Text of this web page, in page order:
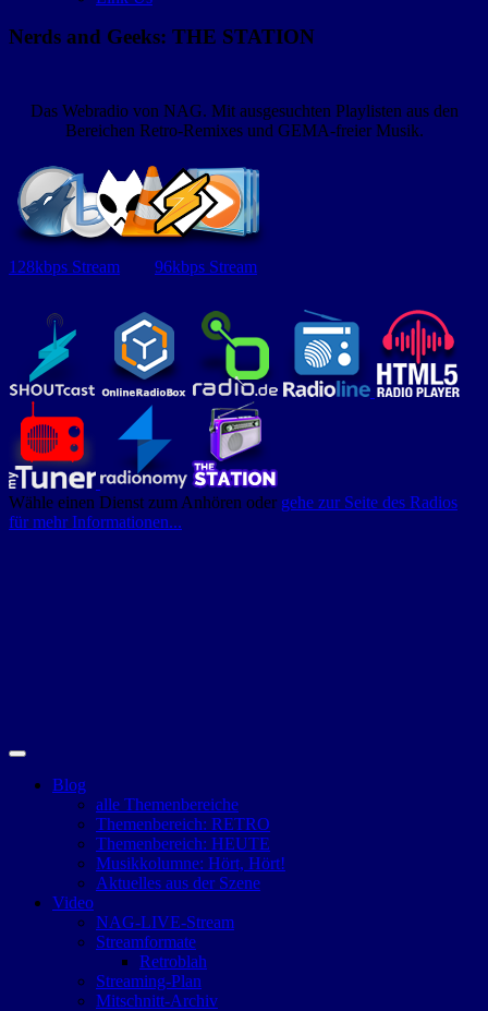
Nerds and Geeks: THE STATION
Das Webradio von NAG. Mit ausgesuchten Playlisten aus den
Bereichen Retro-Remixes und GEMA-freier Musik.
128kbps Stream 96kbps Stream
Wähle einen Dienst zum Anhören oder gehe zur Seite des Radios
für mehr Informationen...
Blog
alle Themenbereiche
Themenbereich: RETRO
Themenbereich: HEUTE
Musikkolumne: Hört, Hört!
Aktuelles aus der Szene
Video
NAG-LIVE-Stream
Streamformate
Retroblah
Streaming-Plan
Mitschnitt-Archiv